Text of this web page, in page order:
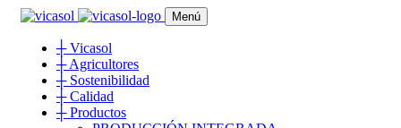
Menú
┼Vicasol
┼Agricultores
┼Sostenibilidad
┼Calidad
┼Productos